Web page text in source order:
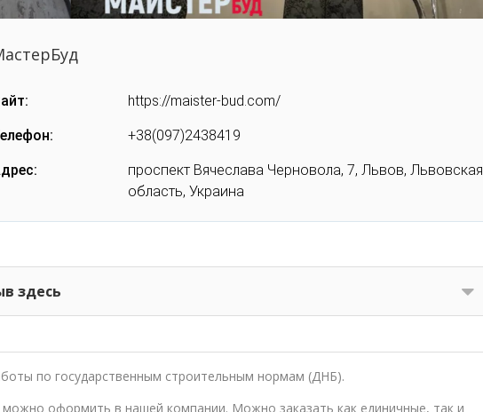
https://maister-bud.com/
+38(097)2438419
проспект Вячеслава Черновола, 7, Львов, Львовская
область, Украина
здесь
по государственным строительным нормам (ДНБ).
оформить в нашей компании. Можно заказать как единичные, так и